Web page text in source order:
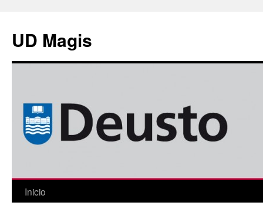
contenido
UD Magis
Inicio